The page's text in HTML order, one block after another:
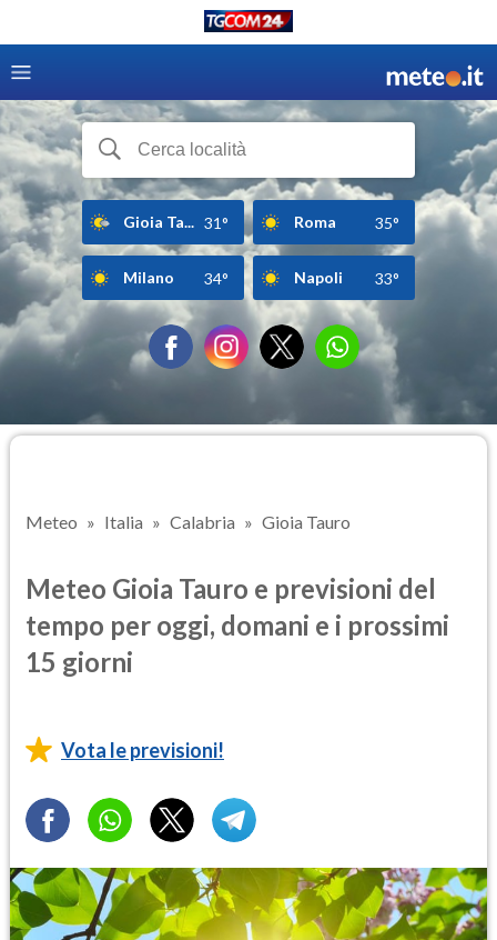
Gioia Ta... 31° Roma 35°
Milano 34° Napoli 33°
Meteo Italia Calabria Gioia Tauro
Meteo Gioia Tauro e previsioni del
tempo per oggi, domani e i prossimi
15 giorni
Vota le previsioni!